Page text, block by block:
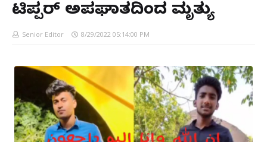
ಟಿಪ್ಪರ್ ಅಪಘಾತದಿಂದ ಮೃತ್ಯು
Senior Editor 8/29/2022 05:14:00 PM